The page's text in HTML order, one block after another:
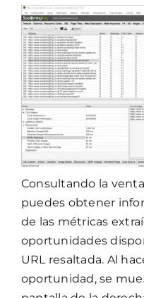
Consultando la
puedes obtener
de las métricas
oportunidades
URL resaltada. Al
oportunidad, se